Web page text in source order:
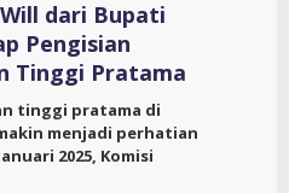
dari Bupati
Pengisian
Tinggi Pratama
tinggi pratama di
menjadi perhatian
2025, Komisi